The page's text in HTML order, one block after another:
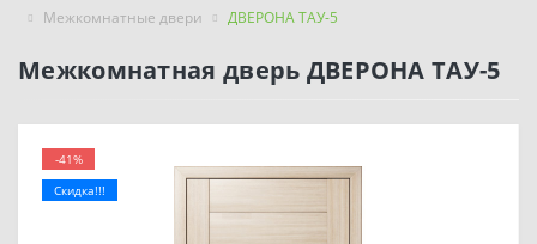
Межкомнатные двери ДВЕРОНА ТАУ-5
Межкомнатная дверь ДВЕРОНА ТАУ-5
-41%
Скидка!!!